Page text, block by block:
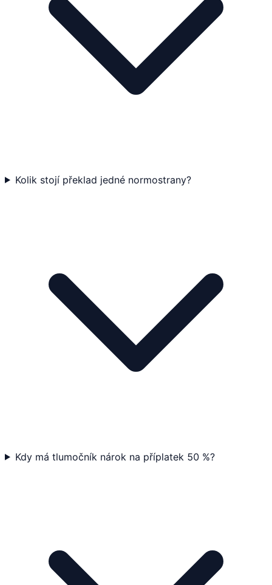
Kolik stojí překlad jedné normostrany?
Kdy má tlumočník nárok na příplatek 50 %?